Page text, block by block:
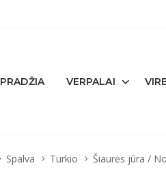
PRADŽIA VERPALAI
Spalva Turkio Šiaurės jūra /